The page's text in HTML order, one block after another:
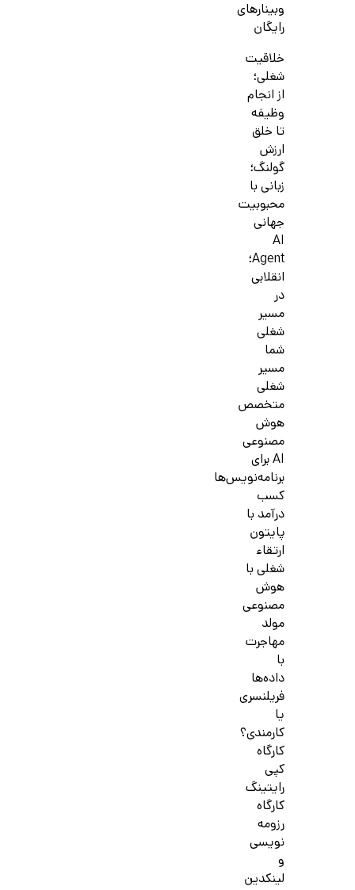
وبینارهای
رایگان
خلاقیت
شغلی؛
از انجام
وظیفه
تا خلق
ارزش
گولنگ؛
زبانی با
محبوبیت
جهانی
AI
Agent؛
انقلابی
در
مسیر
شغلی
شما
مسیر
شغلی
متخصص
هوش
مصنوعی
AI برای
برنامه‌نویس‌ها
کسب
درآمد با
پایتون
ارتقاء
شغلی با
هوش
مصنوعی
مولد
مهاجرت
با
داده‌ها
فریلنسری
یا
کارمندی؟
کارگاه
کپی
رایتینگ
کارگاه
رزومه
نویسی
و
لینکدین